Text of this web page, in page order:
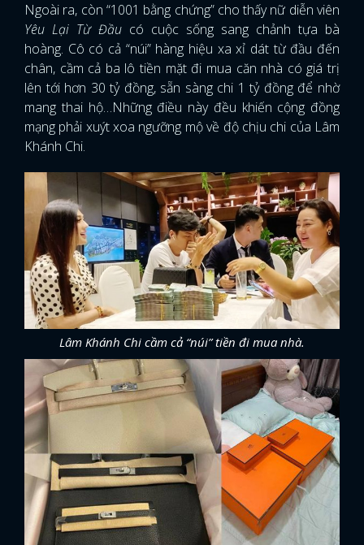
Ngoài ra, còn “1001 bằng chứng” cho thấy nữ diễn viên
Yêu Lại Từ Đầu có cuộc sống sang chảnh tựa bà
hoàng. Cô có cả “núi” hàng hiệu xa xỉ dát từ đầu đến
chân, cầm cả ba lô tiền mặt đi mua căn nhà có giá trị
lên tới hơn 30 tỷ đồng, sẵn sàng chi 1 tỷ đồng để nhờ
mang thai hộ…Những điều này đều khiến cộng đồng
mạng phải xuýt xoa ngưỡng mộ về độ chịu chi của Lâm
Khánh Chi.
Lâm Khánh Chi cầm cả “núi” tiền đi mua nhà.